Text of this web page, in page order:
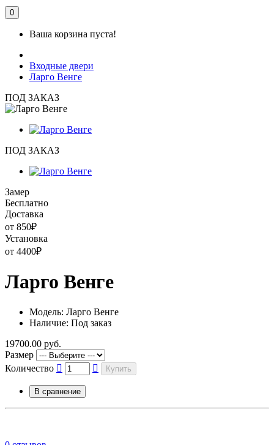
0
Ваша корзина пуста!
Входные двери
Ларго Венге
ПОД ЗАКАЗ
ПОД ЗАКАЗ
Замер
Бесплатно
Доставка
от 850₽
Установка
от 4400₽
Ларго Венге
Модель: Ларго Венге
Наличие: Под заказ
19700.00 руб.
Размер
Количество
Купить
В сравнение